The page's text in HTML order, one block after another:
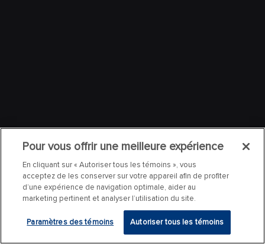
Pour vous offrir une meilleure expérience
En cliquant sur « Autoriser tous les témoins », vous
acceptez de les conserver sur votre appareil afin de profiter
d’une expérience de navigation optimale, aider au
marketing pertinent et analyser l’utilisation du site.
Paramètres des témoins Autoriser tous les témoins